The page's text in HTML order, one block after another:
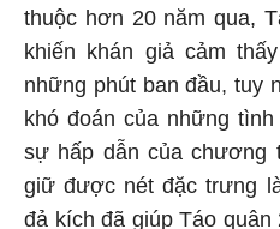
thuộc hơn 20 năm qua,
khiến khán giả cảm
những phút ban đầu, tuy
khó đoán của những
sự hấp dẫn của chương
giữ được nét đặc trưng
đả kích đã giúp Táo